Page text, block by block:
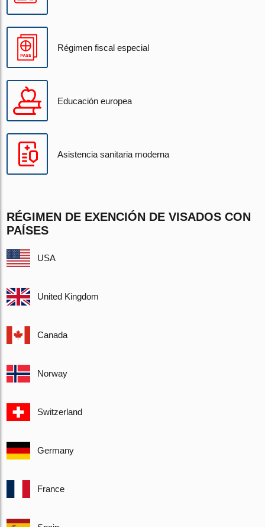
Régimen fiscal especial
Educación europea
Asistencia sanitaria moderna
RÉGIMEN DE EXENCIÓN DE VISADOS CON
PAÍSES
USA
United Kingdom
Canada
Norway
Switzerland
Germany
France